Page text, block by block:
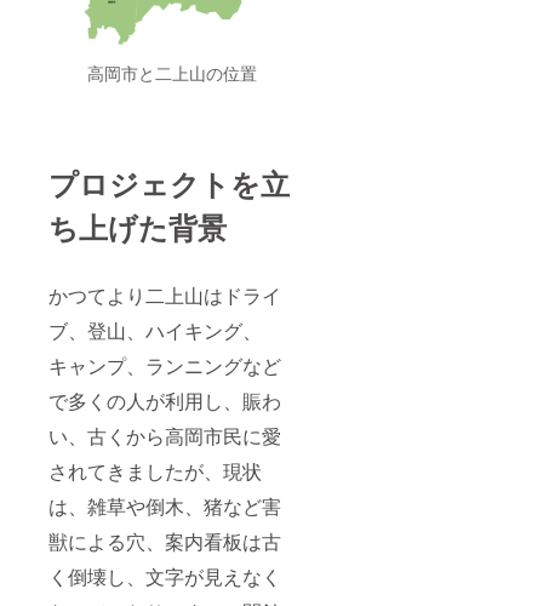
高岡市と二上山の位置
プロジェクトを立
ち上げた背景
かつてより二上山はドライ
ブ、登山、ハイキング、
キャンプ、ランニングなど
で多くの人が利用し、賑わ
い、古くから高岡市民に愛
されてきましたが、現状
は、雑草や倒木、猪など害
獣による穴、案内看板は古
く倒壊し、文字が見えなく